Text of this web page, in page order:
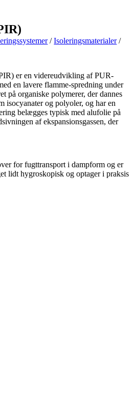
/Isoleringsmaterialer/
er en videreudvikling af PUR-
en lavere flamme-spredning under
på organiske polymerer, der dannes
isocyanater og polyoler, og har en
belægges typisk med alufolie på
af ekspansionsgassen, der
for fugttransport i dampform og er
lidt hygroskopisk og optager i praksis